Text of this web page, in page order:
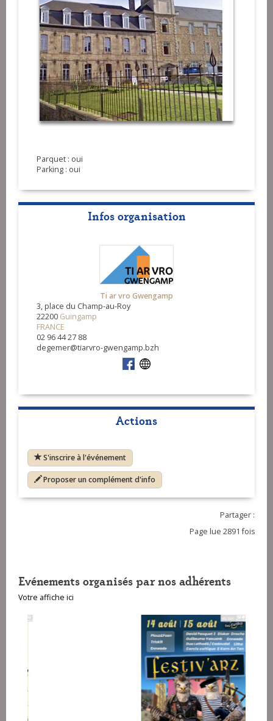
Parquet : oui
Parking : oui
Infos organisation
Ti ar vro Gwengamp
3, place du Champ-au-Roy
22200 Guingamp
FRANCE
02 96 44 27 88
degemer@tiarvro-gwengamp.bzh
Actions
S'inscrire à l'événement
Proposer un complément d'info
Partager :
Page lue 2891 fois
Evénements organisés par nos adhérents
Votre affiche ici